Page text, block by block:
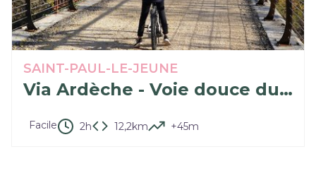
SAINT-PAUL-LE-JEUNE
Via Ardèche - Voie douce du Pays des Vans
Facile 2h 12,2km +45m